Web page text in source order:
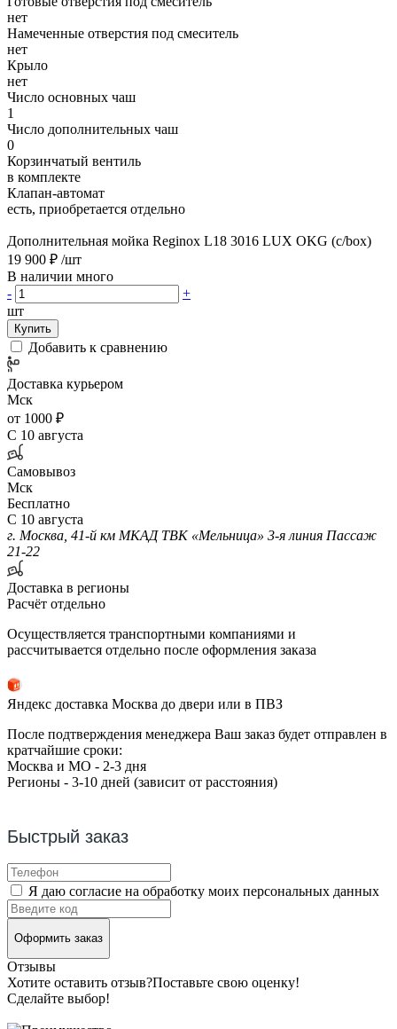
нет
Намеченные отверстия под смеситель
нет
Крыло
нет
Число основных чаш
1
Число дополнительных чаш
0
Корзинчатый вентиль
в комплекте
Клапан-автомат
есть, приобретается отдельно
Дополнительная мойка Reginox L18 3016 LUX OKG (c/box)
19 900 ₽ /шт
В наличии много
-
+
шт
Купить
Добавить к сравнению
Доставка курьером
Мск
от 1000 ₽
С 10 августа
Самовывоз
Мск
Бесплатно
С 10 августа
г. Москва, 41-й км МКАД ТВК «Мельница» 3-я линия Пассаж
21-22
Доставка в регионы
Расчёт отдельно
Осуществляется транспортными компаниями и
рассчитывается отдельно после оформления заказа
Яндекс доставка Москва до двери или в ПВЗ
После подтверждения менеджера Ваш заказ будет отправлен в
кратчайшие сроки:
Москва и МО - 2-3 дня
Регионы - 3-10 дней (зависит от расстояния)
Быстрый заказ
Я даю согласие на обработку моих персональных данных
Оформить заказ
Отзывы
Хотите оставить отзыв?Поставьте свою оценку!
Сделайте выбор!